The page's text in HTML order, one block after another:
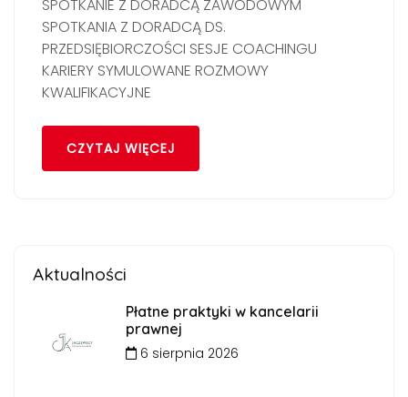
SPOTKANIE Z DORADCĄ ZAWODOWYM
SPOTKANIA Z DORADCĄ DS.
PRZEDSIĘBIORCZOŚCI SESJE COACHINGU
KARIERY SYMULOWANE ROZMOWY
KWALIFIKACYJNE
CZYTAJ WIĘCEJ
Aktualności
Płatne praktyki w kancelarii
prawnej
6 sierpnia 2026